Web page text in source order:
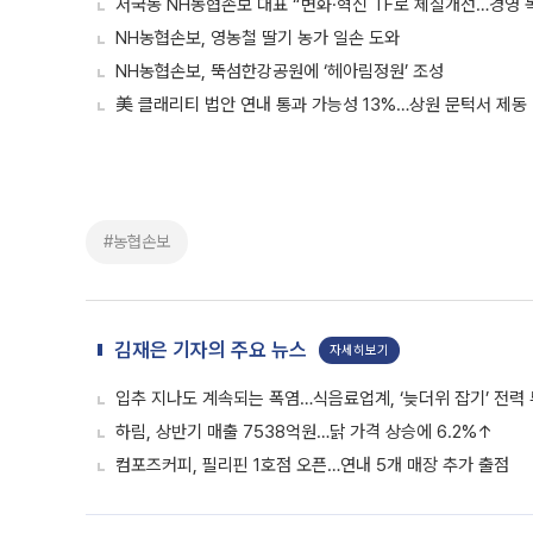
서국동 NH농협손보 대표 “변화·혁신 TF로 체질개선…경영
NH농협손보, 영농철 딸기 농가 일손 도와
NH농협손보, 뚝섬한강공원에 ‘헤아림정원’ 조성
美 클래리티 법안 연내 통과 가능성 13%…상원 문턱서 제동
#농협손보
김재은 기자의 주요 뉴스 자세히보기
입추 지나도 계속되는 폭염…식음료업계, ‘늦더위 잡기’ 전력
하림, 상반기 매출 7538억원…닭 가격 상승에 6.2%↑
컴포즈커피, 필리핀 1호점 오픈…연내 5개 매장 추가 출점